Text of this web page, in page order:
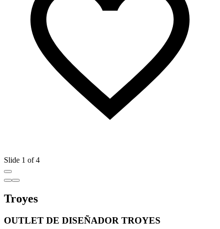
Slide 1 of 4
Troyes
OUTLET DE DISEÑADOR TROYES